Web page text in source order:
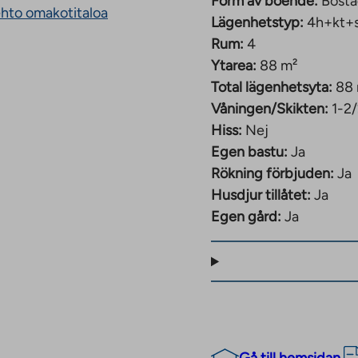
an
omakotitaloa
Lägenhetstyp:
Rum: 4
Ytarea: 88 m²
Total lägenhetsyta: 88
Våningen/Skikten: 1-
Hiss: Nej
Egen bastu: Ja
Rökning förbjuden: Ja
Husdjur tillåtet: Ja
Egen gård: Ja